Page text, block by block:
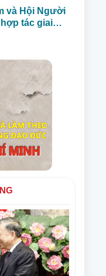
và Hội Người
tác giai